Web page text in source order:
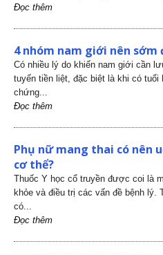
Đọc thêm
4 nhóm nam giới nên
Có nhiều lý do khiến nam giới cần
tuyến tiền liệt, đặc biệt là khi có tuổi
chứng...
Đọc thêm
Phụ nữ mang thai có nên
cơ thể?
Thuốc Y học cổ truyền được coi là
khỏe và điều trị các vấn đề bệnh lý.
có...
Đọc thêm